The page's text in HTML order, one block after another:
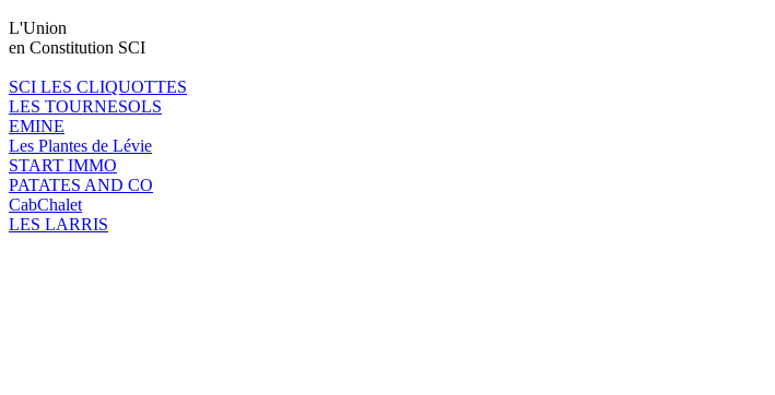
L'Union
en Constitution SCI
SCI LES CLIQUOTTES
LES TOURNESOLS
EMINE
Les Plantes de Lévie
START IMMO
PATATES AND CO
CabChalet
LES LARRIS